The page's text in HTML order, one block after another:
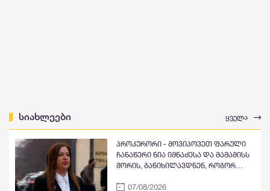
სიახლეები ყველა
პროკურორი - მოვიპოვეთ ფარული
ჩანაწერი ნია იმნაძესა და მამამისს
შორის, განიხილავდნენ, როგორ
ნიას მამა ამბობს, რომ არასწორად
07/08/2026